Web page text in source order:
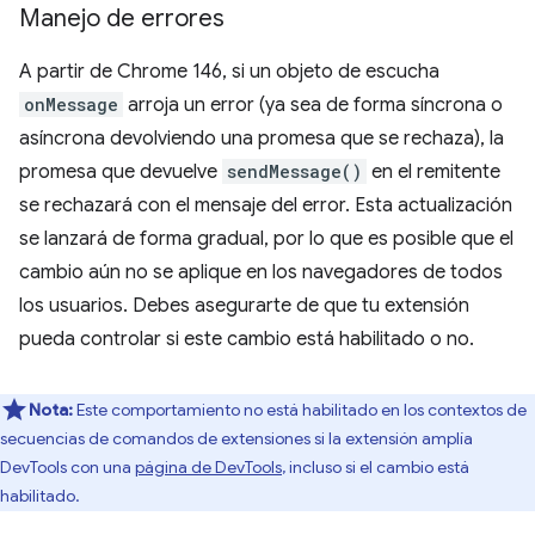
Manejo de errores
A partir de Chrome 146, si un objeto de escucha
onMessage arroja un error (ya sea de forma síncrona o
asíncrona devolviendo una promesa que se rechaza), la
promesa que devuelve sendMessage() en el remitente
se rechazará con el mensaje del error. Esta actualización
se lanzará de forma gradual, por lo que es posible que el
cambio aún no se aplique en los navegadores de todos
los usuarios. Debes asegurarte de que tu extensión
pueda controlar si este cambio está habilitado o no.
Nota:Este comportamiento no está habilitado en los contextos de
secuencias de comandos de extensiones si la extensión amplía
DevTools con una página de DevTools, incluso si el cambio está
habilitado.